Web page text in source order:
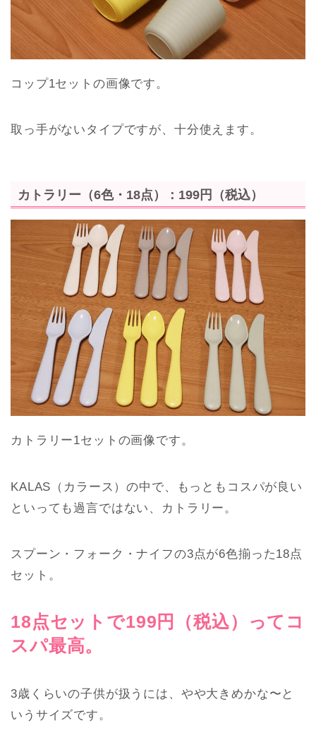
コップ1セットの画像です。
取っ手がないタイプですが、十分使えます。
カトラリー（6色・18点）：199円（税込）
カトラリー1セットの画像です。
KALAS（カラース）の中で、もっともコスパが良い
といっても過言ではない、カトラリー。
スプーン・フォーク・ナイフの3点が6色揃った18点
セット。
18点セットで199円（税込）ってコ
スパ最高。
3歳くらいの子供が扱うには、やや大きめかな〜と
いうサイズです。